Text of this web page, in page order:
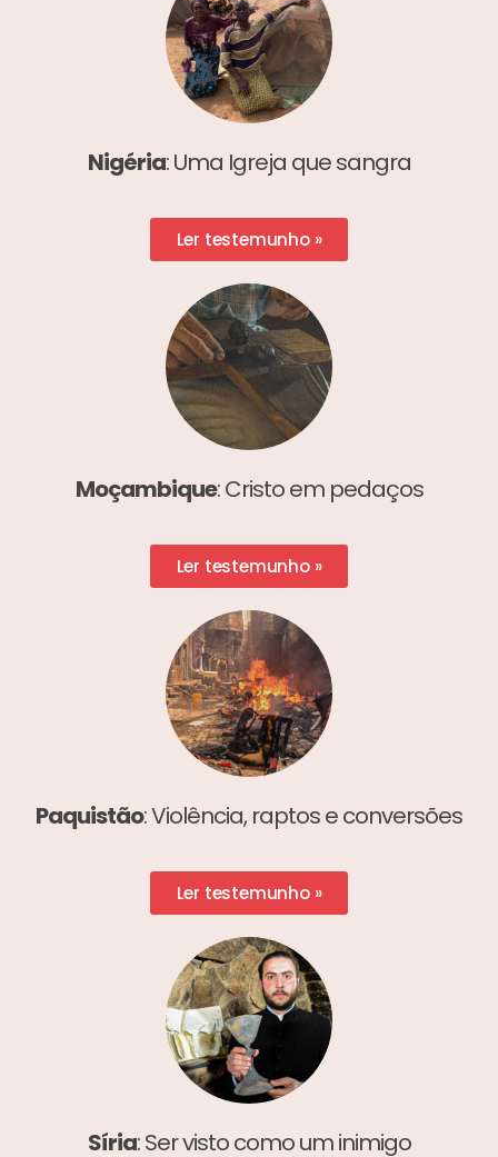
Nigéria: Uma Igreja que sangra
Ler testemunho »
Moçambique: Cristo em pedaços
Ler testemunho »
Paquistão: Violência, raptos e conversões
Ler testemunho »
Síria: Ser visto como um inimigo